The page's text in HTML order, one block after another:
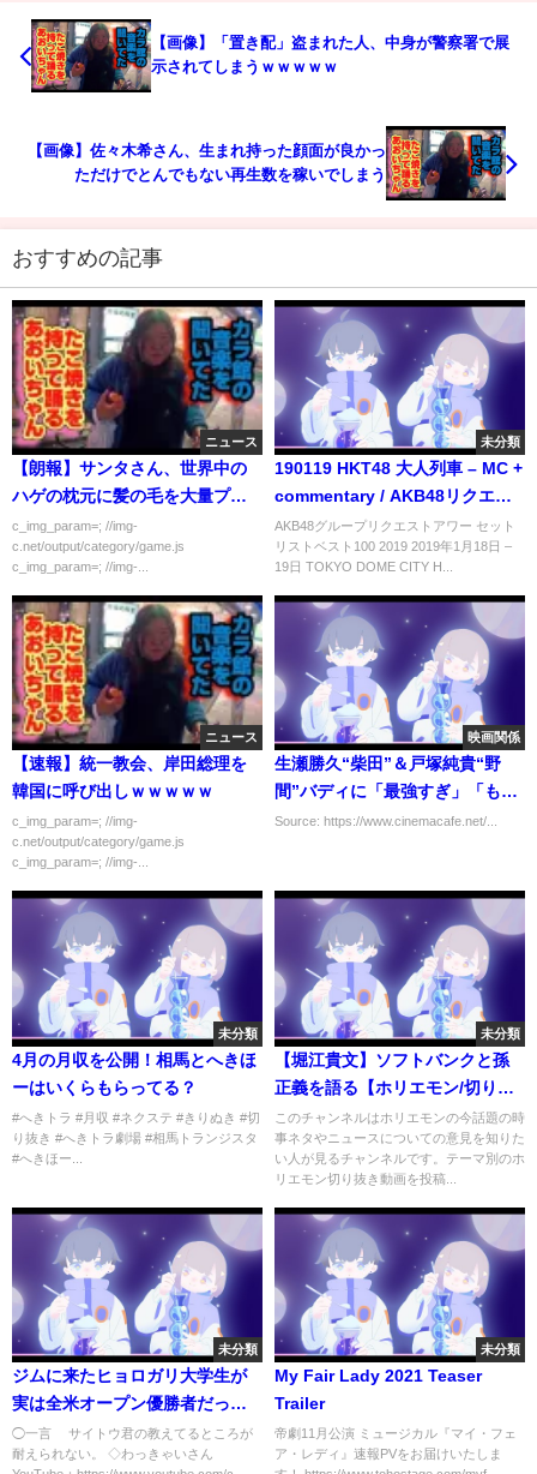
【画像】「置き配」盗まれた人、中身が警察署で展
示されてしまうｗｗｗｗｗ
【画像】佐々木希さん、生まれ持った顔面が良かっ
ただけでとんでもない再生数を稼いでしまう
おすすめの記事
ニュース
【朗報】サンタさん、世界中の
ハゲの枕元に髪の毛を大量プレ
ゼント！
c_img_param=; //img-
c.net/output/category/game.js
c_img_param=; //img-...
未分類
190119 HKT48 大人列車 – MC +
commentary / AKB48リクエス
トアワー 2019
AKB48グループリクエストアワー セット
リストベスト100 2019 2019年1月18日 –
19日 TOKYO DOME CITY H...
ニュース
【速報】統一教会、岸田総理を
韓国に呼び出しｗｗｗｗｗ
c_img_param=; //img-
c.net/output/category/game.js
c_img_param=; //img-...
映画関係
生瀬勝久“柴田”＆戸塚純貴“野
間”バディに「最強すぎ」「もう
主役」、シシド・カフカ“琴
Source: https://www.cinemacafe.net/...
未分類
4月の月収を公開！相馬とへきほ
ーはいくらもらってる？
#へきトラ #月収 #ネクステ #きりぬき #切
り抜き #へきトラ劇場 #相馬トランジスタ
#へきほー...
未分類
【堀江貴文】ソフトバンクと孫
正義を語る【ホリエモン/切り抜
き】
このチャンネルはホリエモンの今話題の時
事ネタやニュースについての意見を知りた
い人が見るチャンネルです。テーマ別のホ
リエモン切り抜き動画を投稿...
未分類
ジムに来たヒョロガリ大学生が
実は全米オープン優勝者だった
ら
◯一言 サイトウ君の教えてるところが
耐えられない。 ◇わっきゃいさん
未分類
My Fair Lady 2021 Teaser
Trailer
帝劇11月公演 ミュージカル『マイ・フェ
ア・レディ』速報PVをお届けいたしま